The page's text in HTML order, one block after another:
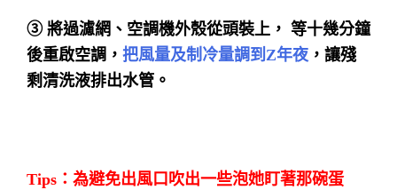
③ 將過濾網、空調機外殼從頭裝上， 等十幾分鐘
後重啟空調， 把風量及制冷量調到Z年夜 ，讓殘
剩清洗液排出水管。
Tips： 為避免出風口吹出一些泡她盯著那碗蛋